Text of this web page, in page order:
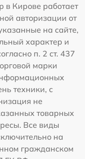
в Кирове работает
авторизации от
на сайте,
характер и
п. 2 ст. 437
марки
техники, с
не
товарных
Все виды
на
гражданском